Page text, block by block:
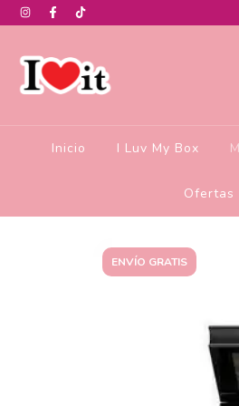
de descuento en la colección de Glamlite
Inicio I Luv My Box
Ofertas
ENVÍO GRATIS